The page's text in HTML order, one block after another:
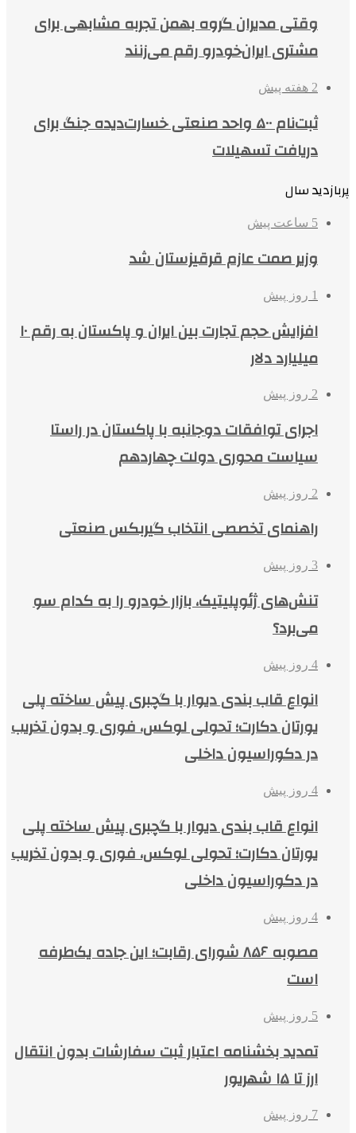
وقتی مدیران گروه بهمن تجربه مشابهی برای
مشتری ایران‌خودرو رقم می‌زنند
2 هفته پیش
ثبت‌نام ۵۰۰ واحد صنعتی خسارت‌دیده جنگ برای
دریافت تسهیلات
پربازدید سال
5 ساعت پیش
وزیر صمت عازم قرقیزستان شد
1 روز پیش
افزایش حجم تجارت بین ایران و پاکستان به رقم ۱۰
میلیارد دلار
2 روز پیش
اجرای توافقات دوجانبه با پاکستان در راستا
سیاست محوری دولت چهاردهم
2 روز پیش
راهنمای تخصصی انتخاب گیربکس صنعتی
3 روز پیش
تنش‌های ژئوپلیتیک، بازار خودرو را به کدام سو
می‌برد؟
4 روز پیش
انواع قاب بندی دیوار با گچبری پیش ساخته پلی
یورتان دکارت؛ تحولی لوکس، فوری و بدون تخریب
در دکوراسیون داخلی
4 روز پیش
انواع قاب بندی دیوار با گچبری پیش ساخته پلی
یورتان دکارت؛ تحولی لوکس، فوری و بدون تخریب
در دکوراسیون داخلی
4 روز پیش
مصوبه ۸۵۶ شورای رقابت؛ این جاده یک‌طرفه
است
5 روز پیش
تمدید بخشنامه اعتبار ثبت سفارشات بدون انتقال
ارز تا ۱۵ شهریور
7 روز پیش